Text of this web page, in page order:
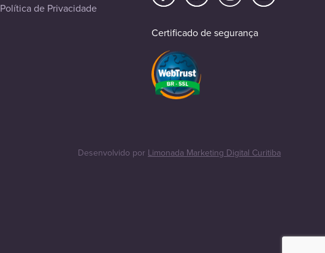
Política de Privacidade
Certificado de segurança
Desenvolvido por Limonada Marketing Digital Curitiba